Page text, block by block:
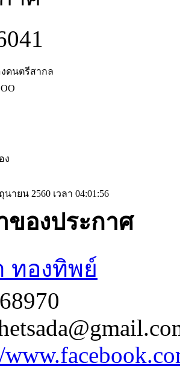
งดนตรีสากล
ง
นายน 2560 เวลา 04:01:56
ของประกาศ
ทองทิพย์